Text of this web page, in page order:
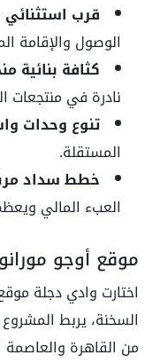
قرب
الوصول والإقامة
كثافة بنائية
نادرة في منتجعات
تنوع وحدات
المستقلة.
خطط سداد
العبء المالي
موقع أوجو
اختارت وادي دجلة
السخنة، يربط
من القاهرة والعاصمة